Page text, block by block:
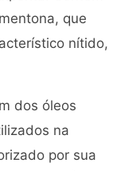
que
nítido,
dos óleos
na
por sua